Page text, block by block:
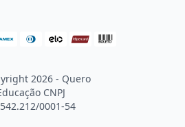
2026 - Quero
CNPJ
0001-54